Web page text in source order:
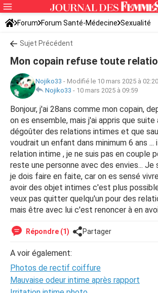
Forum Forum Santé-Médecine Sexualité
Sujet Précédent
Mon copain refuse toute
Nojiko33 - Modifié le 10 mars 2025 à 02:20
Nojiko33 - 10 mars 2025 à 09:59
Bonjour, j'ai 28ans comme mon copain,
on es ensemble, mais j'ai appris que suite
dégoûter des relations intimes et que
voudrait un enfant dans minimum 6 ans
relation intime , je ne suis pas en couple
reste une personne avec des envies... Je
je dois faire en faite, car on es sensé
avoir des objet intimes c'est plus
veux pas quitter quelqu'un pour des
mais être avec lui c'est renoncer à en
Répondre (1) Partager
A voir également:
Photos de rectif coiffure
Mauvaise odeur intime après rapport